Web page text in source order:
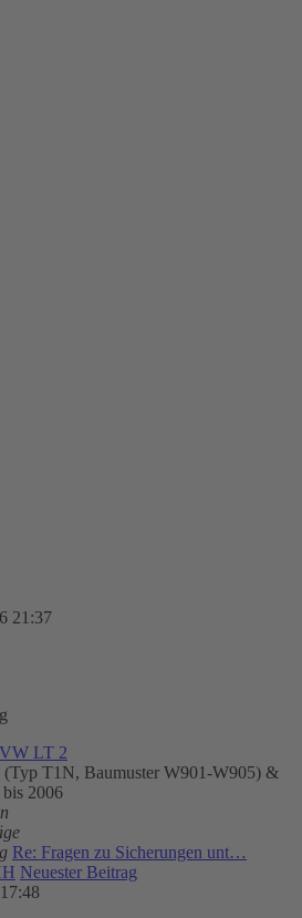
21:37
LT 2
(Typ T1N, Baumuster W901-W905) &
2006
Re: Fragen zu Sicherungen unt…
Neuester Beitrag